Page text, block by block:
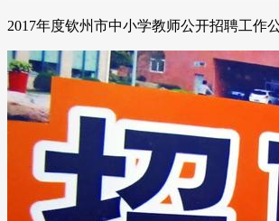
2017年度钦州市中小学教师公开招聘工作